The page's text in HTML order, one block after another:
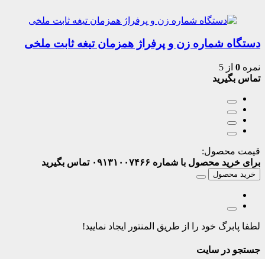
دستگاه شماره زن و پرفراژ همزمان تیغه ثابت ملخی
نمره 0 از 5
تماس بگیرید
قیمت محصول:
برای خرید محصول با شماره ۰۹۱۳۱۰۰۷۴۶۶ تماس بگیرید
خرید محصول
لطفا پابرگ خود را از طریق المنتور ایجاد نمایید!
جستجو در سایت